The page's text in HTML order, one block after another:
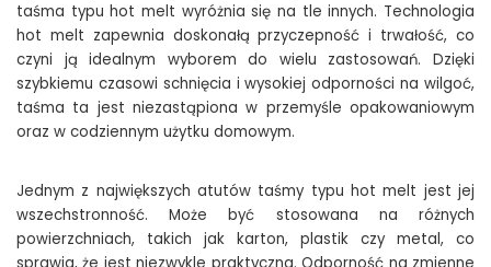
taśma typu hot melt wyróżnia się na tle innych. Technologia
hot melt zapewnia doskonałą przyczepność i trwałość, co
czyni ją idealnym wyborem do wielu zastosowań. Dzięki
szybkiemu czasowi schnięcia i wysokiej odporności na wilgoć,
taśma ta jest niezastąpiona w przemyśle opakowaniowym
oraz w codziennym użytku domowym.
Jednym z największych atutów taśmy typu hot melt jest jej
wszechstronność. Może być stosowana na różnych
powierzchniach, takich jak karton, plastik czy metal, co